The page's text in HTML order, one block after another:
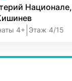
Национале,
4+ Этаж 4/15